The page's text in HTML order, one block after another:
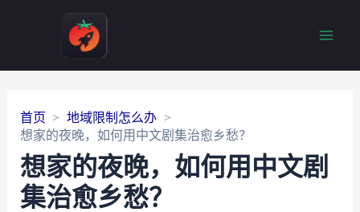
首页
地域限制怎么办
想家的夜晚，如何用中文剧集治愈乡愁？
想家的夜晚，如何用中文剧
集治愈乡愁？